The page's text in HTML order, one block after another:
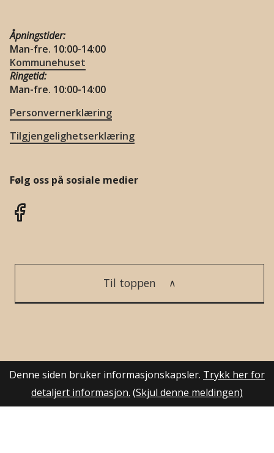
Åpningstider:
Man-fre. 10:00-14:00
Kommunehuset
Ringetid:
Man-fre. 10:00-14:00
Personvernerklæring
Tilgjengelighetserklæring
Følg oss på sosiale medier
Til toppen
Denne siden bruker informasjonskapsler. Trykk her for
detaljert informasjon. (Skjul denne meldingen)